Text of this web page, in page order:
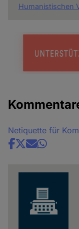
Humanistischen
Netiquette für
Share